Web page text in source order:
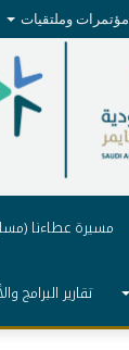
مؤتمرات وملتقيات
مسيرة عطاءنا
تقارير البرامج